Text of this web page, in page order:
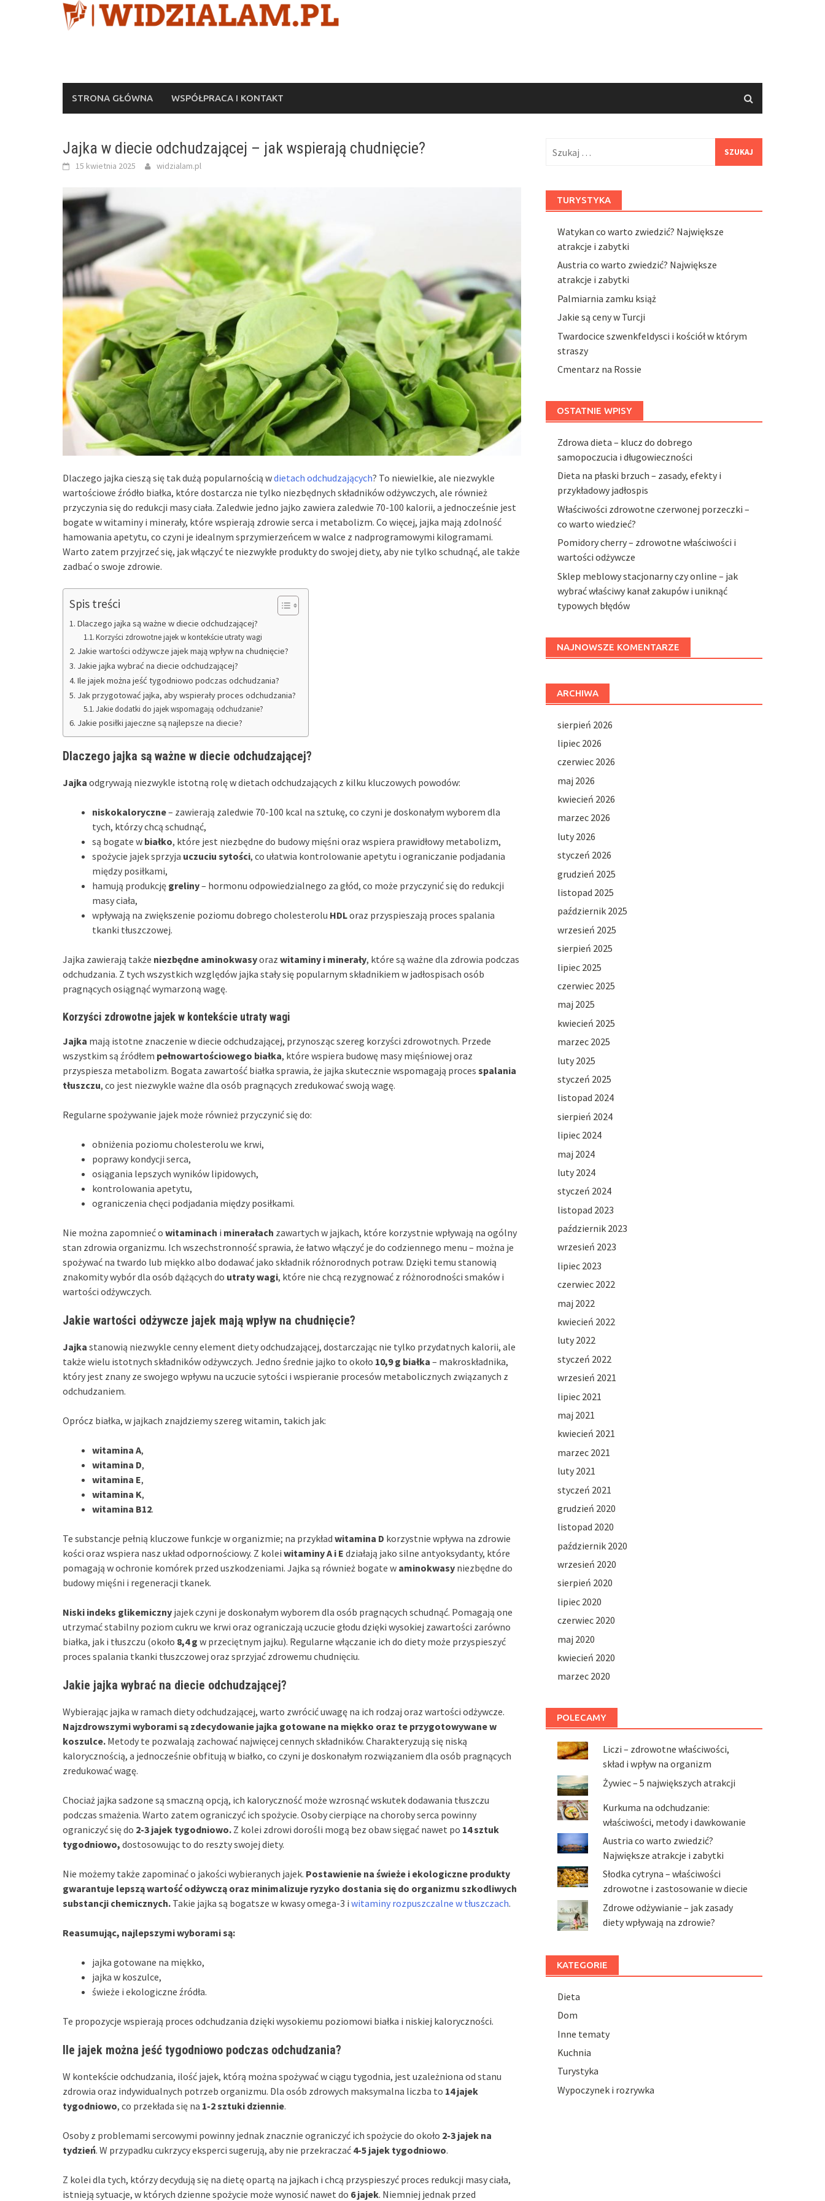
STRONA GŁÓWNA WSPÓŁPRACA I KONTAKT
Jajka w diecie odchudzającej – jak wspierają chudnięcie?
15 kwietnia 2025 widzialam.pl
Dlaczego jajka cieszą się tak dużą popularnością wdietach odchudzających? To niewielkie, ale niezwykle
wartościowe źródło białka, które dostarcza nie tylko niezbędnych składników odżywczych, ale również
przyczynia się do redukcji masy ciała. Zaledwie jedno jajko zawiera zaledwie 70-100 kalorii, a jednocześnie jest
bogate w witaminy i minerały, które wspierają zdrowie serca i metabolizm. Co więcej, jajka mają zdolność
hamowania apetytu, co czyni je idealnym sprzymierzeńcem w walce z nadprogramowymi kilogramami.
Warto zatem przyjrzeć się, jak włączyć te niezwykłe produkty do swojej diety, aby nie tylko schudnąć, ale także
zadbać o swoje zdrowie.
Spis treści
Dlaczego jajka są ważne w diecie odchudzającej?
Korzyści zdrowotne jajek w kontekście utraty wagi
Jakie wartości odżywcze jajek mają wpływ na chudnięcie?
Jakie jajka wybrać na diecie odchudzającej?
Ile jajek można jeść tygodniowo podczas odchudzania?
Jak przygotować jajka, aby wspierały proces odchudzania?
Jakie dodatki do jajek wspomagają odchudzanie?
Jakie posiłki jajeczne są najlepsze na diecie?
Dlaczego jajka są ważne w diecie odchudzającej?
Jajka odgrywają niezwykle istotną rolę w dietach odchudzających z kilku kluczowych powodów:
niskokaloryczne– zawierają zaledwie 70-100 kcal na sztukę, co czyni je doskonałym wyborem dla
tych, którzy chcą schudnąć,
są bogate w białko, które jest niezbędne do budowy mięśni oraz wspiera prawidłowy metabolizm,
spożycie jajek sprzyja uczuciu sytości, co ułatwia kontrolowanie apetytu i ograniczanie podjadania
między posiłkami,
hamują produkcję greliny– hormonu odpowiedzialnego za głód, co może przyczynić się do redukcji
masy ciała,
wpływają na zwiększenie poziomu dobrego cholesterolu HDLoraz przyspieszają proces spalania
tkanki tłuszczowej.
Jajka zawierają także niezbędne aminokwasyoraz witaminy i minerały, które są ważne dla zdrowia podczas
odchudzania. Z tych wszystkich względów jajka stały się popularnym składnikiem w jadłospisach osób
pragnących osiągnąć wymarzoną wagę.
Korzyści zdrowotne jajek w kontekście utraty wagi
Jajka mają istotne znaczenie w diecie odchudzającej, przynosząc szereg korzyści zdrowotnych. Przede
wszystkim są źródłem pełnowartościowego białka, które wspiera budowę masy mięśniowej oraz
przyspiesza metabolizm. Bogata zawartość białka sprawia, że jajka skutecznie wspomagają proces spalania
tłuszczu, co jest niezwykle ważne dla osób pragnących zredukować swoją wagę.
Regularne spożywanie jajek może również przyczynić się do:
obniżenia poziomu cholesterolu we krwi,
poprawy kondycji serca,
osiągania lepszych wyników lipidowych,
kontrolowania apetytu,
ograniczenia chęci podjadania między posiłkami.
Nie można zapomnieć o witaminach i minerałach zawartych w jajkach, które korzystnie wpływają na ogólny
stan zdrowia organizmu. Ich wszechstronność sprawia, że łatwo włączyć je do codziennego menu – można je
spożywać na twardo lub miękko albo dodawać jako składnik różnorodnych potraw. Dzięki temu stanowią
znakomity wybór dla osób dążących do utraty wagi, które nie chcą rezygnować z różnorodności smaków i
wartości odżywczych.
Jakie wartości odżywcze jajek mają wpływ na chudnięcie?
Jajka stanowią niezwykle cenny element diety odchudzającej, dostarczając nie tylko przydatnych kalorii, ale
także wielu istotnych składników odżywczych. Jedno średnie jajko to około 10,9 g białka – makroskładnika,
który jest znany ze swojego wpływu na uczucie sytości i wspieranie procesów metabolicznych związanych z
odchudzaniem.
Oprócz białka, w jajkach znajdziemy szereg witamin, takich jak:
witamina A,
witamina D,
witamina E,
witamina K,
witamina B12.
Te substancje pełnią kluczowe funkcje w organizmie; na przykład witamina D korzystnie wpływa na zdrowie
kości oraz wspiera nasz układ odpornościowy. Z kolei witaminy A i E działają jako silne antyoksydanty, które
pomagają w ochronie komórek przed uszkodzeniami. Jajka są również bogate w aminokwasy niezbędne do
budowy mięśni i regeneracji tkanek.
Niski indeks glikemiczny jajek czyni je doskonałym wyborem dla osób pragnących schudnąć. Pomagają one
utrzymać stabilny poziom cukru we krwi oraz ograniczają uczucie głodu dzięki wysokiej zawartości zarówno
białka, jak i tłuszczu (około 8,4 g w przeciętnym jajku). Regularne włączanie ich do diety może przyspieszyć
proces spalania tkanki tłuszczowej oraz sprzyjać zdrowemu chudnięciu.
Jakie jajka wybrać na diecie odchudzającej?
Wybierając jajka w ramach diety odchudzającej, warto zwrócić uwagę na ich rodzaj oraz wartości odżywcze.
Najzdrowszymi wyborami są zdecydowanie jajka gotowane na miękko oraz te przygotowywane w
koszulce. Metody te pozwalają zachować najwięcej cennych składników. Charakteryzują się niską
kalorycznością, a jednocześnie obfitują w białko, co czyni je doskonałym rozwiązaniem dla osób pragnących
zredukować wagę.
Chociaż jajka sadzone są smaczną opcją, ich kaloryczność może wzrosnąć wskutek dodawania tłuszczu
podczas smażenia. Warto zatem ograniczyć ich spożycie. Osoby cierpiące na choroby serca powinny
ograniczyć się do 2-3 jajek tygodniowo. Z kolei zdrowi dorośli mogą bez obaw sięgać nawet po 14 sztuk
tygodniowo, dostosowując to do reszty swojej diety.
Nie możemy także zapominać o jakości wybieranych jajek. Postawienie na świeże i ekologiczne produkty
gwarantuje lepszą wartość odżywczą oraz minimalizuje ryzyko dostania się do organizmu szkodliwych
substancji chemicznych. Takie jajka są bogatsze w kwasy omega-3 i witaminy rozpuszczalne w tłuszczach.
Reasumując, najlepszymi wyborami są:
jajka gotowane na miękko,
jajka w koszulce,
świeże i ekologiczne źródła.
Te propozycje wspierają proces odchudzania dzięki wysokiemu poziomowi białka i niskiej kaloryczności.
Ile jajek można jeść tygodniowo podczas odchudzania?
W kontekście odchudzania, ilość jajek, którą można spożywać w ciągu tygodnia, jest uzależniona od stanu
zdrowia oraz indywidualnych potrzeb organizmu. Dla osób zdrowych maksymalna liczba to 14 jajek
tygodniowo, co przekłada się na 1-2 sztuki dziennie.
Osoby z problemami sercowymi powinny jednak znacznie ograniczyć ich spożycie do około 2-3 jajek na
tydzień. W przypadku cukrzycy eksperci sugerują, aby nie przekraczać 4-5 jajek tygodniowo.
Z kolei dla tych, którzy decydują się na dietę opartą na jajkach i chcą przyspieszyć proces redukcji masy ciała,
istnieją sytuacje, w których dzienne spożycie może wynosić nawet do 6 jajek. Niemniej jednak przed
TURYSTYKA
Watykan co warto zwiedzić? Największe
atrakcje i zabytki
Austria co warto zwiedzić? Największe
atrakcje i zabytki
Palmiarnia zamku książ
Jakie są ceny w Turcji
Twardocice szwenkfeldysci i kościół w którym
straszy
Cmentarz na Rossie
OSTATNIE WPISY
Zdrowa dieta – klucz do dobrego
samopoczucia i długowieczności
Dieta na płaski brzuch – zasady, efekty i
przykładowy jadłospis
Właściwości zdrowotne czerwonej porzeczki –
co warto wiedzieć?
Pomidory cherry – zdrowotne właściwości i
wartości odżywcze
Sklep meblowy stacjonarny czy online – jak
wybrać właściwy kanał zakupów i uniknąć
typowych błędów
NAJNOWSZE KOMENTARZE
ARCHIWA
sierpień 2026
lipiec 2026
czerwiec 2026
maj 2026
kwiecień 2026
marzec 2026
luty 2026
styczeń 2026
grudzień 2025
listopad 2025
październik 2025
wrzesień 2025
sierpień 2025
lipiec 2025
czerwiec 2025
maj 2025
kwiecień 2025
marzec 2025
luty 2025
styczeń 2025
listopad 2024
sierpień 2024
lipiec 2024
maj 2024
luty 2024
styczeń 2024
listopad 2023
październik 2023
wrzesień 2023
lipiec 2023
czerwiec 2022
maj 2022
kwiecień 2022
luty 2022
styczeń 2022
wrzesień 2021
lipiec 2021
maj 2021
kwiecień 2021
marzec 2021
luty 2021
styczeń 2021
grudzień 2020
listopad 2020
październik 2020
wrzesień 2020
sierpień 2020
lipiec 2020
czerwiec 2020
maj 2020
kwiecień 2020
marzec 2020
POLECAMY
Liczi – zdrowotne właściwości,
skład i wpływ na organizm
Żywiec – 5 największych atrakcji
Kurkuma na odchudzanie:
właściwości, metody i dawkowanie
Austria co warto zwiedzić?
Największe atrakcje i zabytki
Słodka cytryna – właściwości
zdrowotne i zastosowanie w diecie
Zdrowe odżywianie – jak zasady
diety wpływają na zdrowie?
KATEGORIE
Dieta
Dom
Inne tematy
Kuchnia
Turystyka
Wypoczynek i rozrywka